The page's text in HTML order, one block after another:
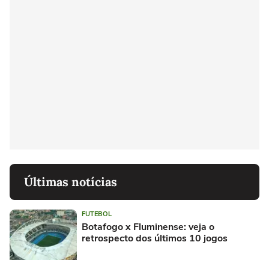
Últimas notícias
FUTEBOL
Botafogo x Fluminense: veja o
retrospecto dos últimos 10 jogos